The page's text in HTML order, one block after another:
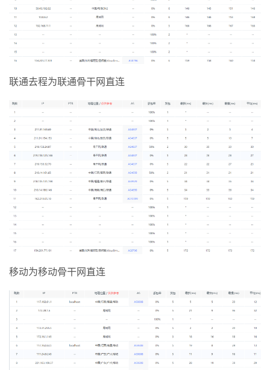
联通去程为联通骨干网直连
移动为移动骨干网直连